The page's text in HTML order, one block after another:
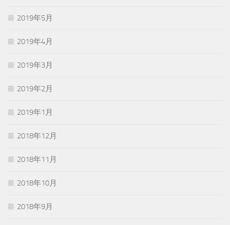
2019年5月
2019年4月
2019年3月
2019年2月
2019年1月
2018年12月
2018年11月
2018年10月
2018年9月